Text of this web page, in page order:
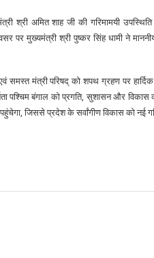
श्री अमित शाह जी की गरिमामयी
मुख्यमंत्री श्री पुष्कर सिंह धामी ने
समस्त मंत्री परिषद् को शपथ ग्रहण पर
पश्चिम बंगाल को प्रगति, सुशासन और
जिससे प्रदेश के सर्वांगीण विकास को नई